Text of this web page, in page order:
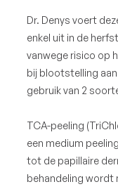
Dr. Denys voert
enkel uit in de
vanwege risico op
bij blootstelling
gebruik van 2
TCA-peeling
een medium
tot de papillaire
behandeling wordt